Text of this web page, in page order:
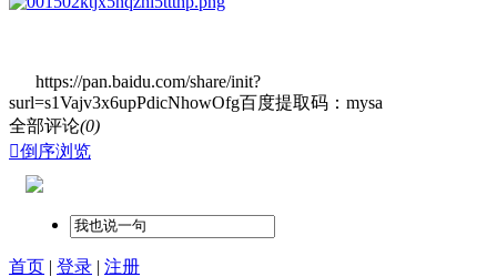
https://pan.baidu.com/share/init?
surl=s1Vajv3x6upPdicNhowOfg百度提取码：mysa
全部评论(0)
倒序浏览
首页 | 登录 | 注册